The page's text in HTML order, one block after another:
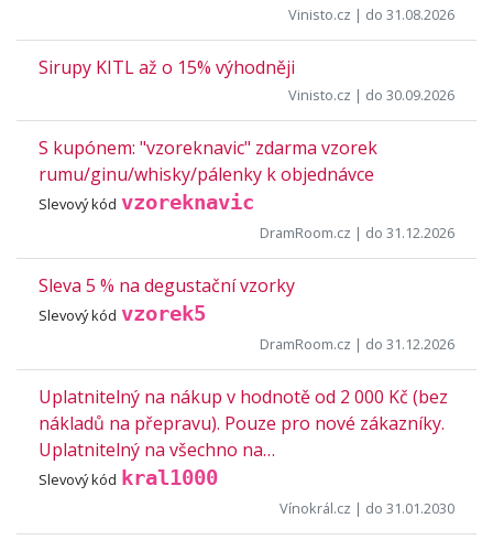
Vinisto.cz | do 31.08.2026
Sirupy KITL až o 15% výhodněji
Vinisto.cz | do 30.09.2026
S kupónem: "vzoreknavic" zdarma vzorek
rumu/ginu/whisky/pálenky k objednávce
Slevový kód vzoreknavic
DramRoom.cz | do 31.12.2026
Sleva 5 % na degustační vzorky
Slevový kód vzorek5
DramRoom.cz | do 31.12.2026
Uplatnitelný na nákup v hodnotě od 2 000 Kč (bez
nákladů na přepravu). Pouze pro nové zákazníky.
Uplatnitelný na všechno na…
Slevový kód kral1000
Vínokrál.cz | do 31.01.2030